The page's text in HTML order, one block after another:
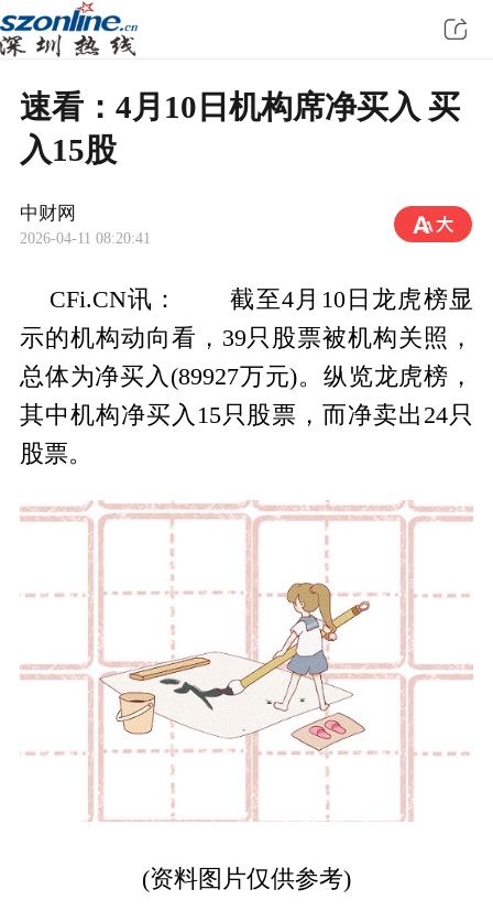
速看：4月10日机构席净买入 买
入15股
中财网
2026-04-11 08:20:41
CFi.CN讯： 截至4月10日龙虎榜显
示的机构动向看，39只股票被机构关照，
总体为净买入(89927万元)。纵览龙虎榜，
其中机构净买入15只股票，而净卖出24只
股票。
(资料图片仅供参考)